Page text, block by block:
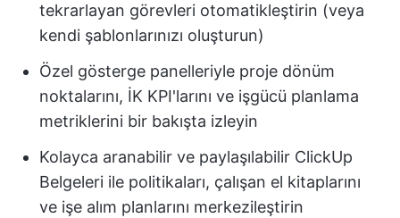
tekrarlayan görevleri otomatikleştirin (veya
kendi şablonlarınızı oluşturun)
Özel gösterge panelleriyle proje dönüm
noktalarını, İK KPI'larını ve işgücü planlama
metriklerini bir bakışta izleyin
Kolayca aranabilir ve paylaşılabilir ClickUp
Belgeleri ile politikaları, çalışan el kitaplarını
ve işe alım planlarını merkezileştirin